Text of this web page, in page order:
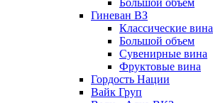
Большой объем
Гиневан ВЗ
Классические вина
Большой объем
Сувенирные вина
Фруктовые вина
Гордость Нации
Вайк Груп